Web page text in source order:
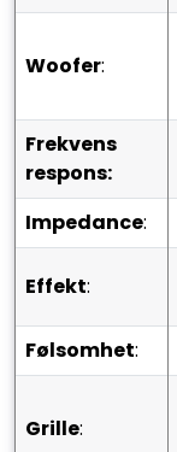
woofer:
frekvens
respons:
impedance:
effekt:
følsomhet:
grille: